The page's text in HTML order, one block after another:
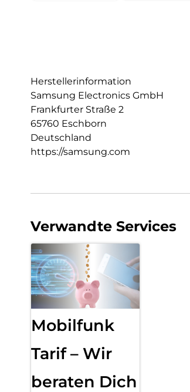
Herstellerinformation
Samsung Electronics GmbH
Frankfurter Straße 2
65760 Eschborn
Deutschland
https://samsung.com
Verwandte Services
Mobilfunk
Tarif – Wir
beraten Dich